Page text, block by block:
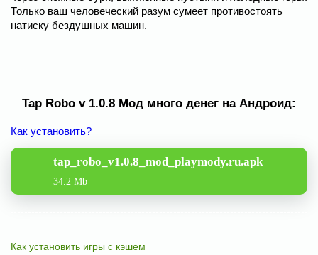
Только ваш человеческий разум сумеет противостоять
натиску бездушных машин.
Tap Robo v 1.0.8 Мод много денег на Андроид:
Как установить?
tap_robo_v1.0.8_mod_playmody.ru.apk
34.2 Mb
Как установить игры с кэшем